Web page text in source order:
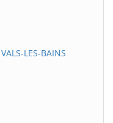
LES-BAINS